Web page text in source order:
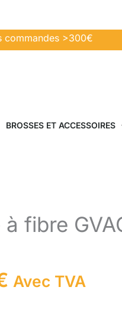
commandes >300€
BROSSES ET ACCESSOIRES
à fibre
Avec TVA